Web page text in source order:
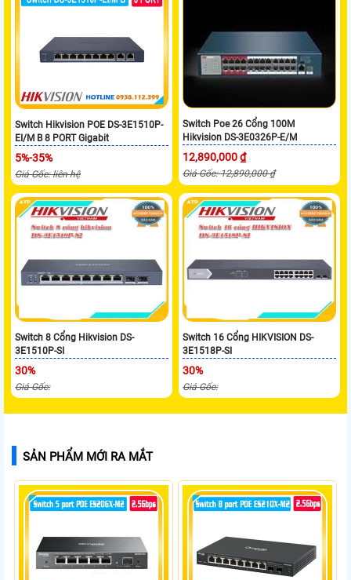
Switch Hikvision POE DS-3E1510P-
EI/M B 8 PORT Gigabit
5%-35%
Giá Gốc: liên hệ
Switch Poe 26 Cổng 100M
Hikvision DS-3E0326P-E/M
12,890,000 ₫
Giá Gốc: 12,890,000 ₫
Switch 8 Cổng Hikvision DS-
3E1510P-SI
30%
Giá Gốc:
Switch 16 Cổng HIKVISION DS-
3E1518P-SI
30%
Giá Gốc:
SẢN PHẨM MỚI RA MẮT